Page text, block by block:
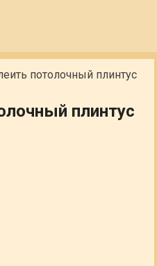
потолочный плинтус
плинтус